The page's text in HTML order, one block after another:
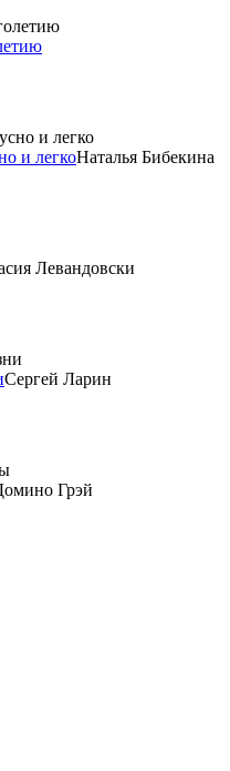
и легкоНаталья Бибекина
Левандовски
Сергей Ларин
Грэй